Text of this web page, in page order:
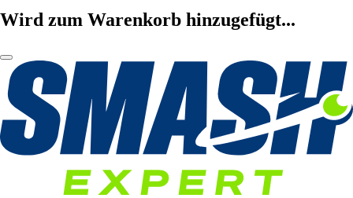
Wird zum Warenkorb hinzugefügt...